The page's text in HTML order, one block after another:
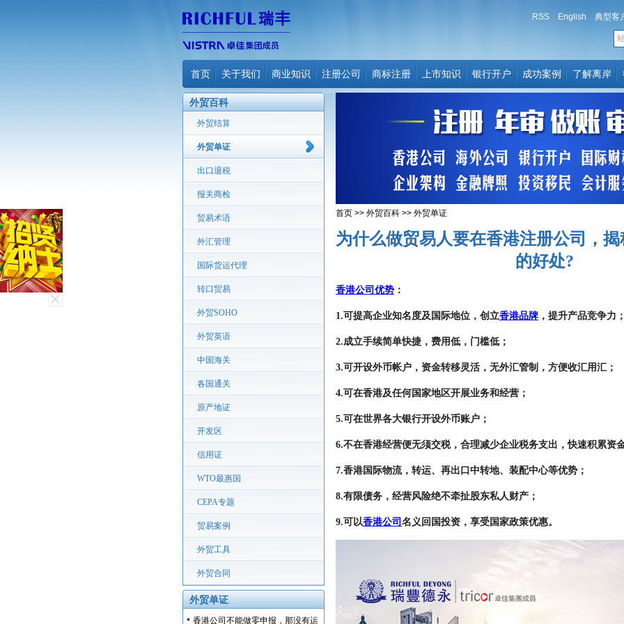
RSS English 典型客
首页 关于我们 商业知识 注册公司 商标注册 上市知识 银行开户 成功案例 了解离岸
外贸百科
外贸结算
外贸单证
出口退税
报关商检
贸易术语
外汇管理
国际货运代理
转口贸易
外贸SOHO
外贸英语
中国海关
各国通关
原产地证
开发区
信用证
WTO最惠国
CEPA专题
贸易案例
外贸工具
外贸合同
外贸单证
香港公司不能做零申报，那没有运
首页 >> 外贸百科 >> 外贸单证
为什么做贸易人要在香港注册公司，
的好处?
香港公司优势 ：
1.可提高企业知名度及国际地位，创立香港品牌 ，提升产品竞争力
2.成立手续简单快捷，费用低，门槛低；
3.可开设外币帐户，资金转移灵活，无外汇管制，方便收汇用汇；
4.可在香港及任何国家地区开展业务和经营；
5.可在世界各大银行开设外币账户；
6.不在香港经营便无须交税，合理减少企业税务支出，快速积累资
7.香港国际物流，转运、再出口中转地、装配中心等优势；
8.有限债务，经营风险绝不牵扯股东私人财产；
9.可以香港公司 名义回国投资，享受国家政策优惠。